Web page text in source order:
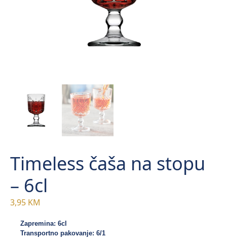
Timeless čaša na stopu
– 6cl
3,95 KM
Zapremina: 6cl
Transportno pakovanje: 6/1